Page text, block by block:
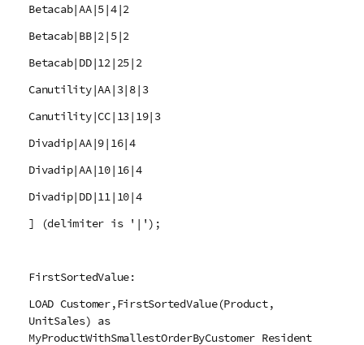
Betacab|AA|5|4|2
Betacab|BB|2|5|2
Betacab|DD|12|25|2
Canutility|AA|3|8|3
Canutility|CC|13|19|3
Divadip|AA|9|16|4
Divadip|AA|10|16|4
Divadip|DD|11|10|4
] (delimiter is '|');
FirstSortedValue:
LOAD Customer,FirstSortedValue(Product,
UnitSales) as
MyProductWithSmallestOrderByCustomer Resident